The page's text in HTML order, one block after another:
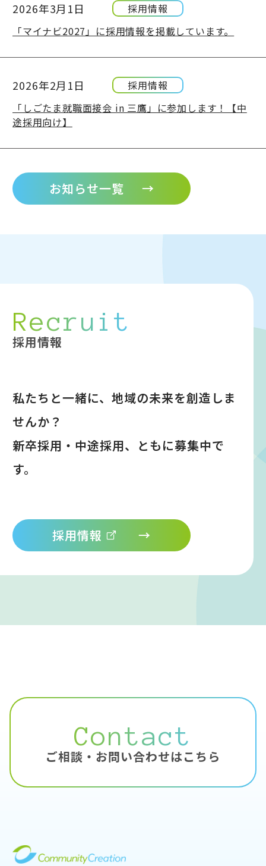
2026年3月1日
採用情報
「マイナビ2027」に採用情報を掲載しています。
2026年2月1日
採用情報
「しごたま就職面接会 in 三鷹」に参加します！【中
途採用向け】
お知らせ一覧 →
Recruit
採用情報
私たちと一緒に、地域の未来を創造しま
せんか？
新卒採用・中途採用、ともに募集中で
す。
採用情報 →
Contact
ご相談・お問い合わせはこちら